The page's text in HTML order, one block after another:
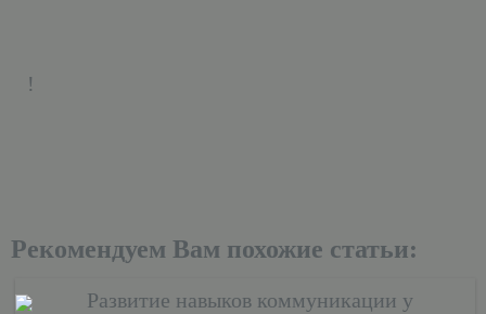
!
Рекомендуем Вам похожие статьи:
Развитие навыков коммуникации у